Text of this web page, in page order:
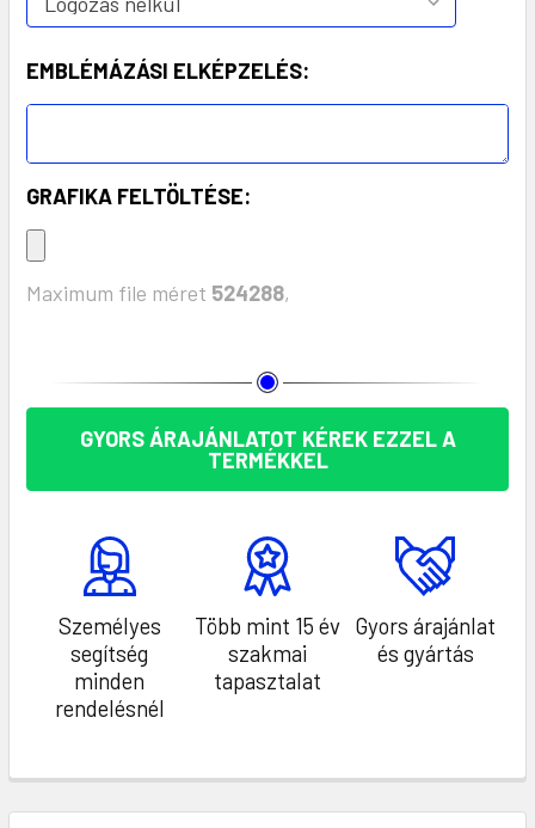
EMBLÉMÁZÁSI ELKÉPZELÉS:
GRAFIKA FELTÖLTÉSE:
Maximum file méret 524288,
GYORS ÁRAJÁNLATOT KÉREK EZZEL A
TERMÉKKEL
Személyes
segítség
minden
rendelésnél
Több mint 15 év
szakmai
tapasztalat
Gyors árajánlat
és gyártás